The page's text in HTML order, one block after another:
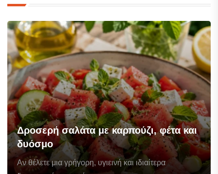
Δροσερή σαλάτα με καρπούζι, φέτα και
δυόσμο
Αν θέλετε μια γρήγορη, υγιεινή και ιδιαίτερα